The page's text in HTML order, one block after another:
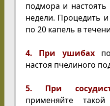
подмора и настоять
недели. Процедить
по 20 капель в
4. При ушибах
настоя пчелиного
5. При
применяйте